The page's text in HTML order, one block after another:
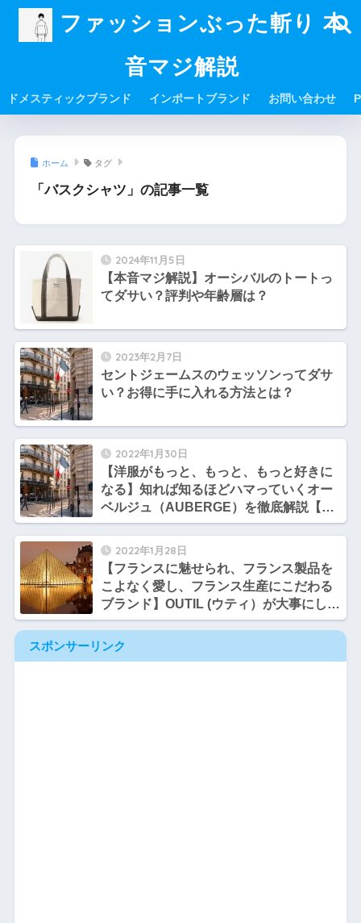
ファッションぶった斬り 本
音マジ解説
ドメスティックブランド インポートブランド お問い合わせ
ホーム タグ
「バスクシャツ」の記事一覧
2024年11月5日
【本音マジ解説】オーシバルのトートっ
てダサい？評判や年齢層は？
2023年2月7日
セントジェームスのウェッソンってダサ
い？お得に手に入れる方法とは？
2022年1月30日
【洋服がもっと、もっと、もっと好きに
なる】知れば知るほどハマっていくオー
ベルジュ（AUBERGE）を徹底解説【オ
ススメアイテムも紹介】
2022年1月28日
【フランスに魅せられ、フランス製品を
こよなく愛し、フランス生産にこだわる
ブランド】OUTIL (ウティ）が大事にして
いる魅力とオススメアイテム紹介【ブラ
ンド解説】
スポンサーリンク